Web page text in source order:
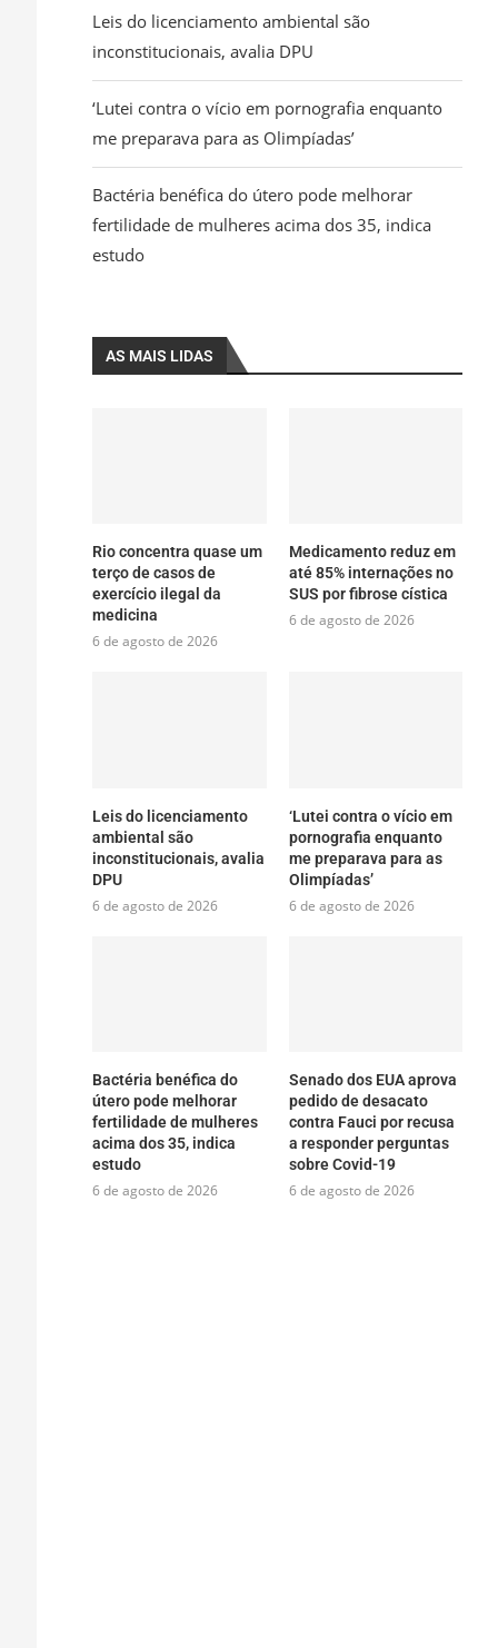
Leis do licenciamento ambiental são
inconstitucionais, avalia DPU
‘Lutei contra o vício em pornografia enquanto
me preparava para as Olimpíadas’
Bactéria benéfica do útero pode melhorar
fertilidade de mulheres acima dos 35, indica
estudo
AS MAIS LIDAS
Rio concentra quase um
terço de casos de
exercício ilegal da
medicina
6 de agosto de 2026
Medicamento reduz em
até 85% internações no
SUS por fibrose cística
6 de agosto de 2026
Leis do licenciamento
ambiental são
inconstitucionais, avalia
DPU
6 de agosto de 2026
‘Lutei contra o vício em
pornografia enquanto
me preparava para as
Olimpíadas’
6 de agosto de 2026
Bactéria benéfica do
útero pode melhorar
fertilidade de mulheres
acima dos 35, indica
estudo
6 de agosto de 2026
Senado dos EUA aprova
pedido de desacato
contra Fauci por recusa
a responder perguntas
sobre Covid-19
6 de agosto de 2026